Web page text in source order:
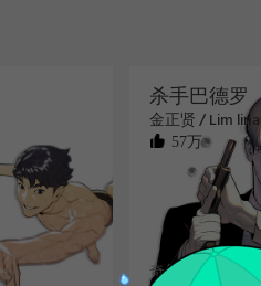
杀手巴德罗
金正贤 / Lim lina
57万
奇幻